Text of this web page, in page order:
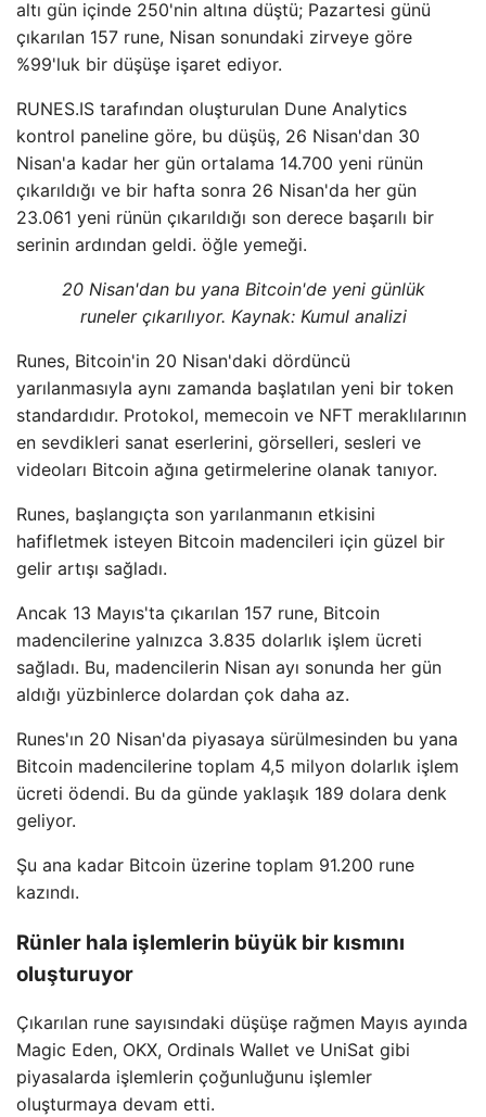
altı gün içinde 250'nin altına düştü; Pazartesi günü
çıkarılan 157 rune, Nisan sonundaki zirveye göre
%99'luk bir düşüşe işaret ediyor.
RUNES.IS tarafından oluşturulan Dune Analytics
kontrol paneline göre, bu düşüş, 26 Nisan'dan 30
Nisan'a kadar her gün ortalama 14.700 yeni rünün
çıkarıldığı ve bir hafta sonra 26 Nisan'da her gün
23.061 yeni rünün çıkarıldığı son derece başarılı bir
serinin ardından geldi. öğle yemeği.
20 Nisan'dan bu yana Bitcoin'de yeni günlük
runeler çıkarılıyor. Kaynak: Kumul analizi
Runes, Bitcoin'in 20 Nisan'daki dördüncü
yarılanmasıyla aynı zamanda başlatılan yeni bir token
standardıdır. Protokol, memecoin ve NFT meraklılarının
en sevdikleri sanat eserlerini, görselleri, sesleri ve
videoları Bitcoin ağına getirmelerine olanak tanıyor.
Runes, başlangıçta son yarılanmanın etkisini
hafifletmek isteyen Bitcoin madencileri için güzel bir
gelir artışı sağladı.
Ancak 13 Mayıs'ta çıkarılan 157 rune, Bitcoin
madencilerine yalnızca 3.835 dolarlık işlem ücreti
sağladı. Bu, madencilerin Nisan ayı sonunda her gün
aldığı yüzbinlerce dolardan çok daha az.
Runes'ın 20 Nisan'da piyasaya sürülmesinden bu yana
Bitcoin madencilerine toplam 4,5 milyon dolarlık işlem
ücreti ödendi. Bu da günde yaklaşık 189 dolara denk
geliyor.
Şu ana kadar Bitcoin üzerine toplam 91.200 rune
kazındı.
Rünler hala işlemlerin büyük bir kısmını
oluşturuyor
Çıkarılan rune sayısındaki düşüşe rağmen Mayıs ayında
Magic Eden, OKX, Ordinals Wallet ve UniSat gibi
piyasalarda işlemlerin çoğunluğunu işlemler
oluşturmaya devam etti.